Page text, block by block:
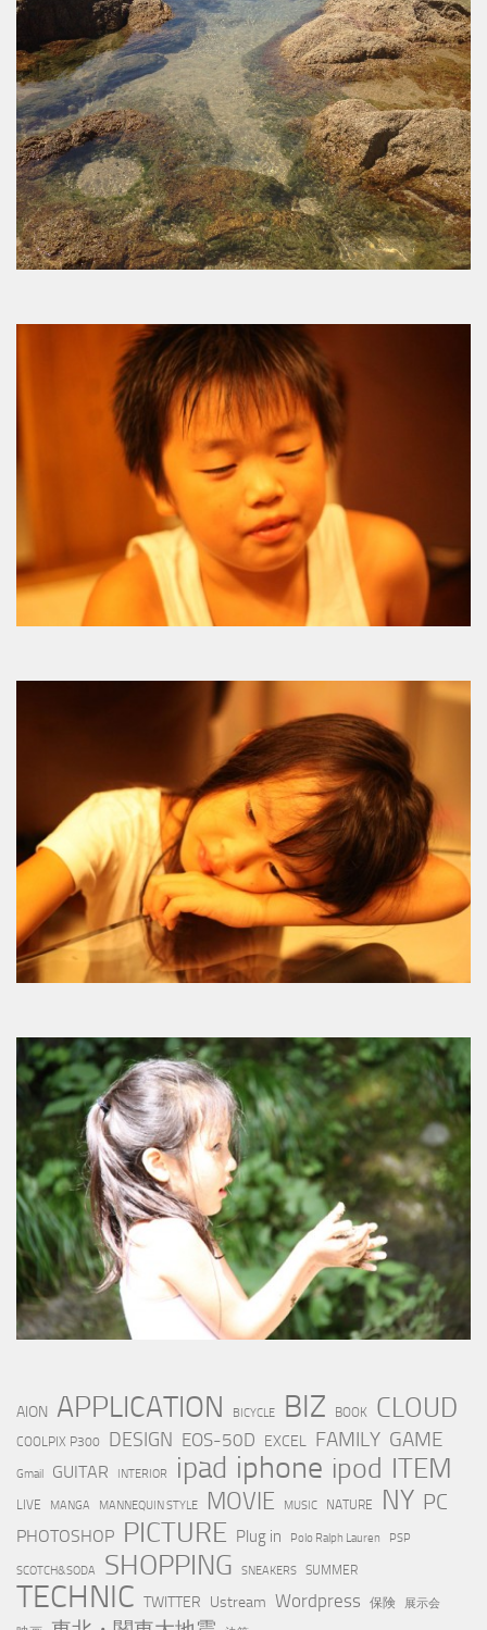
AION APPLICATION BICYCLE BIZ BOOK CLOUD
COOLPIX P300 DESIGN EOS-50D EXCEL FAMILY GAME
Gmail GUITAR INTERIOR ipad iphone ipod ITEM
LIVE MANGA MANNEQUIN STYLE MOVIE MUSIC NATURE NY PC
PHOTOSHOP PICTURE Plug in Polo Ralph Lauren PSP
SCOTCH&SODA SHOPPING SNEAKERS SUMMER
TECHNIC TWITTER Ustream Wordpress 保険 展示会